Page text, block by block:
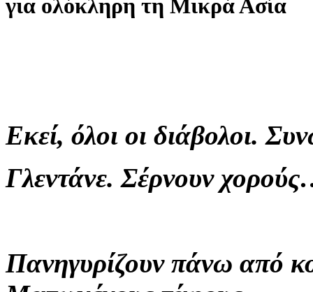
για ολόκληρη τη Μικρά Ασία
Εκεί, όλοι οι διάβολοι.
Γλεντάνε. Σέρνουν
Πανηγυρίζουν πάνω από